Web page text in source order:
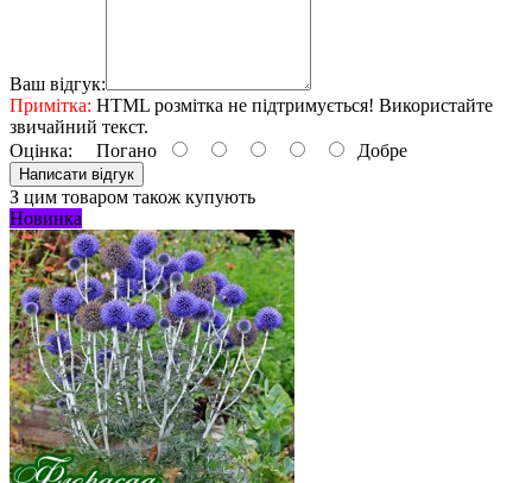
Ваш відгук:
Примітка: HTML розмітка не підтримується! Використайте
звичайний текст.
Оцінка: Погано Добре
Написати відгук
З цим товаром також купують
Новинка